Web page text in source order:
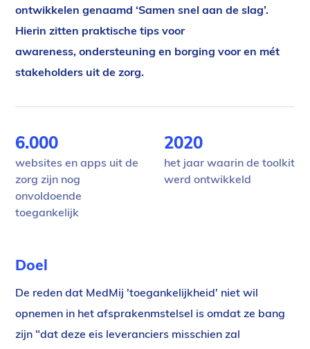
ontwikkelen genaamd ‘Samen snel aan de slag’.
Hierin zitten praktische tips voor
awareness, ondersteuning en borging voor en mét
stakeholders uit de zorg.
Gegevens
websites en apps uit de
zorg zijn nog
onvoldoende
toegankelijk
6.000
het jaar waarin de toolkit
werd ontwikkeld
2020
Doel
De reden dat MedMij 'toegankelijkheid' niet wil
opnemen in het afsprakenmstelsel is omdat ze bang
zijn "dat deze eis leveranciers misschien zal